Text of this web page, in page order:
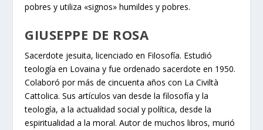
pobres y utiliza «signos» humildes y pobres.
GIUSEPPE DE ROSA
Sacerdote jesuita, licenciado en Filosofía. Estudió
teología en Lovaina y fue ordenado sacerdote en 1950.
Colaboró por más de cincuenta años con La Civiltà
Cattolica. Sus artículos van desde la filosofía y la
teología, a la actualidad social y política, desde la
espiritualidad a la moral. Autor de muchos libros, murió